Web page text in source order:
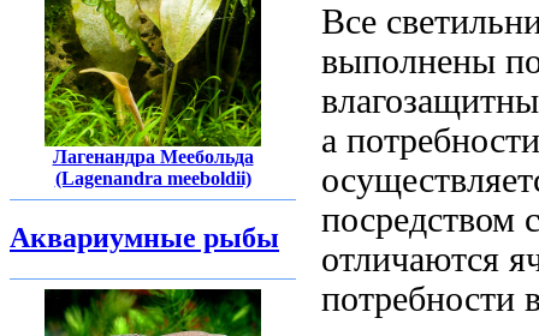
Лагенандра Меебольда
(Lagenandra meeboldii)
Аквариумные рыбы
Все
выполнены
а
посредством
отличаются
потребности